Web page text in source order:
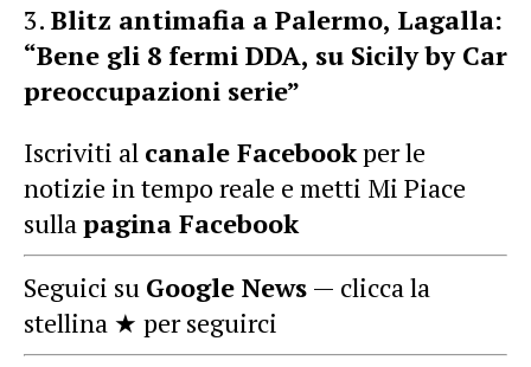
Blitz antimafia a Palermo, Lagalla:
“Bene gli 8 fermi DDA, su Sicily by Car
preoccupazioni serie”
Iscriviti al canale Facebookper le
notizie in tempo reale e metti Mi Piace
sullapagina Facebook
Seguici su Google News — clicca la
stellina ★ per seguirci